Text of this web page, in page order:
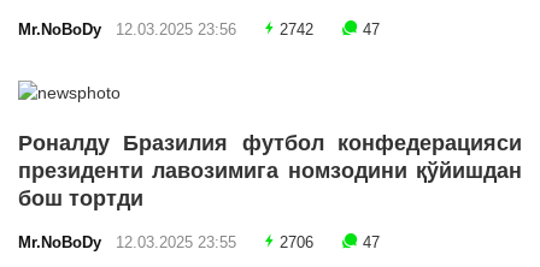
Mr.NoBoDy 12.03.2025 23:56 2742 47
Роналду Бразилия футбол конфедерацияси
президенти лавозимига номзодини қўйишдан
бош тортди
Mr.NoBoDy 12.03.2025 23:55 2706 47